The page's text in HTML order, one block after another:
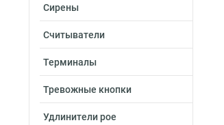
Сирены
Считыватели
Терминалы
Тревожные кнопки
Удлинители poe